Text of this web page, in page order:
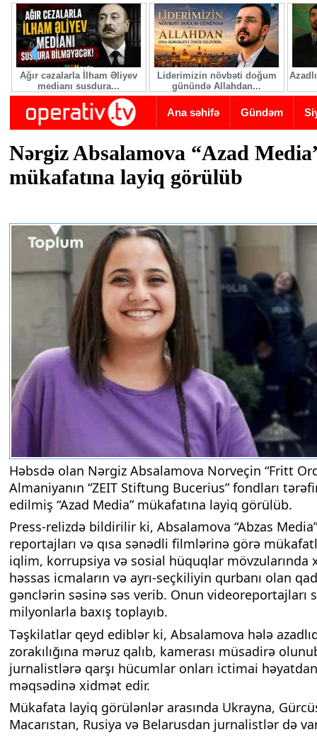
Skip to main content
Ağır cəzalarla İlham Əliyev
medianı susdura...
Liderimizin növbəti doğum
günündə Allahdan...
Ana səhifə Gündəm
Nərgiz Absalamova “Azad
mükafatına layiq görülüb
Həbsdə olan Nərgiz Absalamova Norveçin “Fritt
Almaniyanın “ZEIT Stiftung Bucerius” fondları
edilmiş “Azad Media” mükafatına layiq görülüb.
Press-relizdə bildirilir ki, Absalamova “Abzas
reportajları və qısa sənədli filmlərinə görə
iqlim, korrupsiya və sosial hüquqlar mövzularında
həssas icmaların və ayrı-seçkiliyin qurbanı olan
gənclərin səsinə səs verib. Onun videoreportajları
milyonlarla baxış toplayıb.
Təşkilatlar qeyd ediblər ki, Absalamova hələ
zorakılığına məruz qalıb, kamerası müsadirə
jurnalistlərə qarşı hücumlar onları ictimai
məqsədinə xidmət edir.
Mükafata layiq görülənlər arasında Ukrayna,
Macarıstan, Rusiya və Belarusdan jurnalistlər də